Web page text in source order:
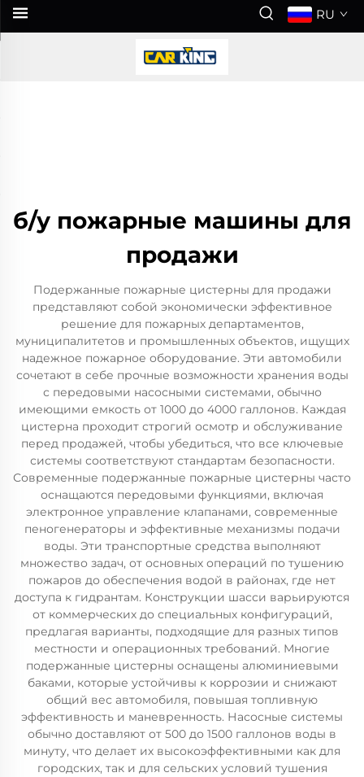
RU
б/у пожарные машины для
продажи
Подержанные пожарные цистерны для продажи
представляют собой экономически эффективное
решение для пожарных департаментов,
муниципалитетов и промышленных объектов, ищущих
надежное пожарное оборудование. Эти автомобили
сочетают в себе прочные возможности хранения воды
с передовыми насосными системами, обычно
имеющими емкость от 1000 до 4000 галлонов. Каждая
цистерна проходит строгий осмотр и обслуживание
перед продажей, чтобы убедиться, что все ключевые
системы соответствуют стандартам безопасности.
Современные подержанные пожарные цистерны часто
оснащаются передовыми функциями, включая
электронное управление клапанами, современные
пеногенераторы и эффективные механизмы подачи
воды. Эти транспортные средства выполняют
множество задач, от основных операций по тушению
пожаров до обеспечения водой в районах, где нет
доступа к гидрантам. Конструкции шасси варьируются
от коммерческих до специальных конфигураций,
предлагая варианты, подходящие для разных типов
местности и операционных требований. Многие
подержанные цистерны оснащены алюминиевыми
баками, которые устойчивы к коррозии и снижают
общий вес автомобиля, повышая топливную
эффективность и маневренность. Насосные системы
обычно доставляют от 500 до 1500 галлонов воды в
минуту, что делает их высокоэффективными как для
городских, так и для сельских условий тушения